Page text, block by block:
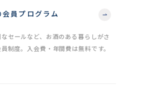
員プログラム
セールなど、お酒のある暮らしがさ
制度。入会費・年間費は無料です。